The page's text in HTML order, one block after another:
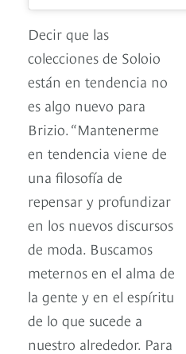
Decir que las
colecciones de Soloio
están en tendencia no
es algo nuevo para
Brizio. “Mantenerme
en tendencia viene de
una filosofía de
repensar y profundizar
en los nuevos discursos
de moda. Buscamos
meternos en el alma de
la gente y en el espíritu
de lo que sucede a
nuestro alrededor. Para